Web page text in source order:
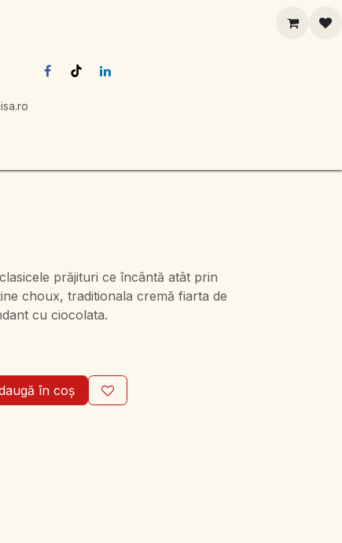
prăjituri ce încântă atât prin
choux, traditionala cremă fiarta de
cu ciocolata.
în coș